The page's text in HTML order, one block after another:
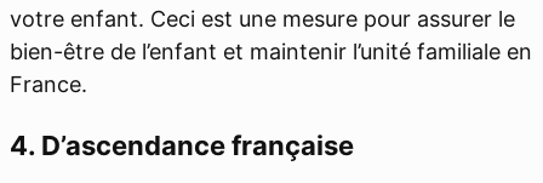
votre enfant. Ceci est une mesure pour assurer le
bien-être de l’enfant et maintenir l’unité familiale en
France.
4. D’ascendance française